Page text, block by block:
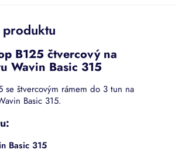
B125 čtvercový na
Wavin Basic 315
se štvercovým rámem do 3 tun na
Basic 315.
Basic 315